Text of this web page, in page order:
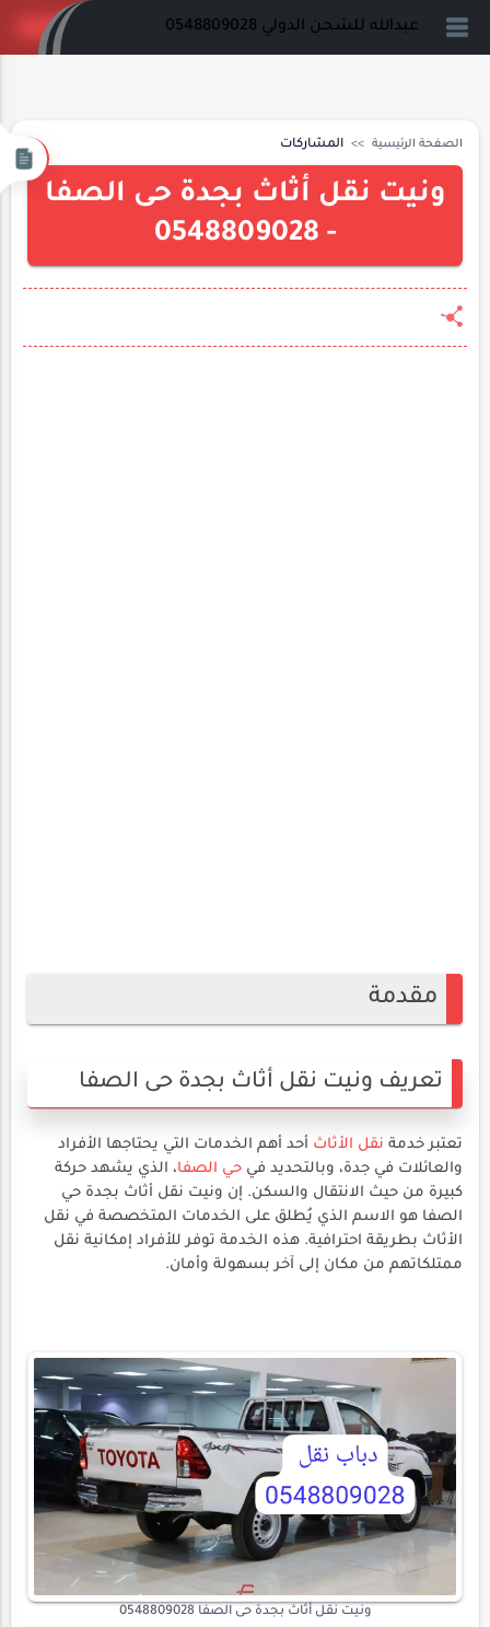
عبدالله للشحن الدولي 0548809028
الصفحة الرئيسية المشاركات
ونيت نقل أثاث بجدة حى الصفا
- 0548809028
مقدمة
تعريف ونيت نقل أثاث بجدة حى الصفا
تعتبر خدمة نقل الأثاث أحد أهم الخدمات التي يحتاجها الأفراد
والعائلات في جدة، وبالتحديد في حي الصفا، الذي يشهد حركة
كبيرة من حيث الانتقال والسكن. إن ونيت نقل أثاث بجدة حي
الصفا هو الاسم الذي يُطلق على الخدمات المتخصصة في نقل
الأثاث بطريقة احترافية. هذه الخدمة توفر للأفراد إمكانية نقل
ممتلكاتهم من مكان إلى آخر بسهولة وأمان.
ونيت نقل أثاث بجدة حى الصفا 0548809028